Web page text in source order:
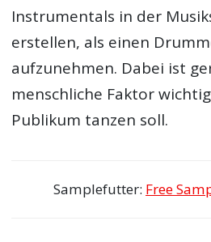
Instrumentals in der
erstellen, als einen
aufzunehmen. Dabei ist
menschliche Faktor
Publikum tanzen soll.
Samplefutter: Free